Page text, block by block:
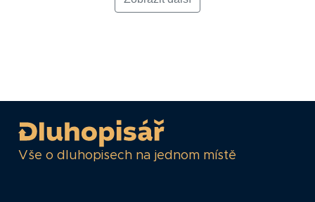
Vše o dluhopisech na jednom místě